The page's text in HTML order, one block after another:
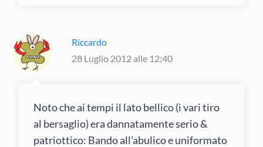
Riccardo
28 Luglio 2012 alle 12:40
Noto che ai tempi il lato bellico (i vari tiro
al bersaglio) era dannatamente serio &
patriottico: Bando all’abulico e uniformato